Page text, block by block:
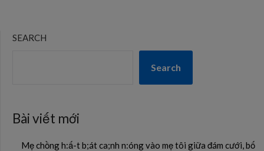
SEARCH
Search
Bài viết mới
Mẹ chồng h:ấ-t b;át ca;nh n:óng vào mẹ tôi giữa đám cưới, bố